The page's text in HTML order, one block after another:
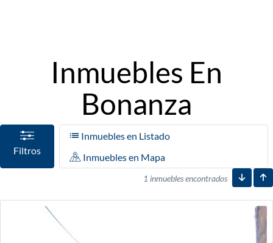
Inmuebles En
Bonanza
Filtros
Inmuebles en Listado
Inmuebles en Mapa
1 inmuebles encontrados